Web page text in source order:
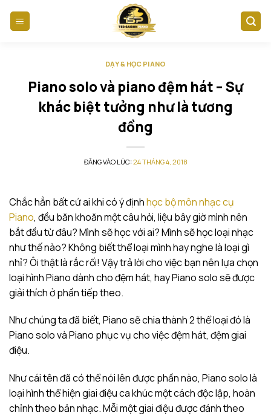
DẠY & HỌC PIANO
Piano solo và piano đệm hát – Sự
khác biệt tưởng như là tương
đồng
ĐĂNG VÀO LÚC:24 THÁNG 4, 2018
Chắc hẳn bất cứ ai khi có ý địnhhọc bộ môn nhạc cụ
Piano, đều băn khoăn một câu hỏi, liệu bây giờ mình nên
bắt đầu từ đâu? Mình sẽ học với ai? Mình sẽ học loại nhạc
như thế nào? Không biết thể loại mình hay nghe là loại gì
nhỉ? Ôi thật là rắc rối! Vậy trả lời cho việc bạn nên lựa chọn
loại hình Piano dành cho đệm hát, hay Piano solo sẽ được
giải thích ở phần tiếp theo.
Như chúng ta đã biết, Piano sẽ chia thành 2 thể loại đó là
Piano solo và Piano phục vụ cho việc đệm hát, đệm giai
điệu.
Như cái tên đã có thể nói lên được phần nào, Piano solo là
loại hình thể hiện giai điệu ca khúc một cách độc lập, hoàn
chỉnh theo bản nhạc. Mỗi một giai điệu được đánh theo